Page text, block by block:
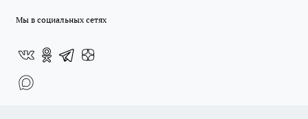
Мы в социальных сетях